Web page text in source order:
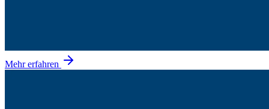
Mehr erfahren